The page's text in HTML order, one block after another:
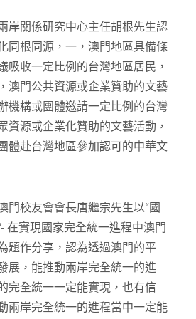
關係研究中心主任胡根先生認
同根同源，一，澳門地區具備條
吸收一定比例的台灣地區居民，
澳門公共資源或企業贊助的文藝
機構或團體邀請一定比例的台灣
資源或企業化贊助的文藝活動，
體赴台灣地區參加認可的中華文
校友會會長唐繼宗先生以“國
在實現國家完全統一進程中澳門
題作分享，認為透過澳門的平
展，能推動兩岸完全統一的進
完全統一一定能實現，也有信
兩岸完全統一的進程當中一定能